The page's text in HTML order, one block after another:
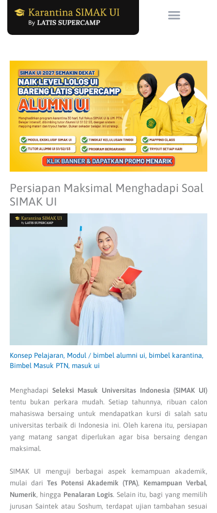
Persiapan Maksimal Menghadapi Soal
SIMAK UI
Konsep Pelajaran, Modul / bimbel alumni ui, bimbel karantina,
Bimbel Masuk PTN, masuk ui
Menghadapi Seleksi Masuk Universitas Indonesia (SIMAK UI)
tentu bukan perkara mudah. Setiap tahunnya, ribuan calon
mahasiswa bersaing untuk mendapatkan kursi di salah satu
universitas terbaik di Indonesia ini. Oleh karena itu, persiapan
yang matang sangat diperlukan agar bisa bersaing dengan
maksimal.
SIMAK UI menguji berbagai aspek kemampuan akademik,
mulai dari Tes Potensi Akademik (TPA), Kemampuan Verbal,
Numerik, hingga Penalaran Logis. Selain itu, bagi yang memilih
jurusan Saintek atau Soshum, terdapat ujian tambahan sesuai